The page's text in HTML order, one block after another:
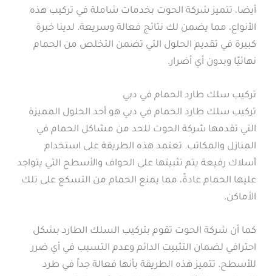
أيضا، تتميز شركة الحوت بخدمات شاملة في تركيب هذه
الأنواع، مما يضمن لك نتائج فعالة وسريعة. لدينا خبرة
كبيرة في تقديم الحلول التي تضمن التخلص من الحمام
نهائيًا وبدون أي أضرار.
تركيب سلك طارد الحمام في دبي
تركيب سلك طارد الحمام في دبي هو أحد الحلول المميزة
التي تقدمها شركة الحوت للحد من مشاكل الحمام في
المنازل والمكاتب. تعتمد هذه الطريقة على استخدام
أسلاك رفيعة يتم تثبيتها على الحواف والأسطح التي يتواجد
عليها الحمام عادةً، مما يمنع الحمام من التسكع على تلك
الأماكن.
كما أن شركة الحوت تقوم بتركيب السلك الطارد بشكل
احترافي لضمان التثبيت الدائم وعدم التسبب في أي ضرر
للأسطح. تتميز هذه الطريقة بأنها فعالة جداً في طرد